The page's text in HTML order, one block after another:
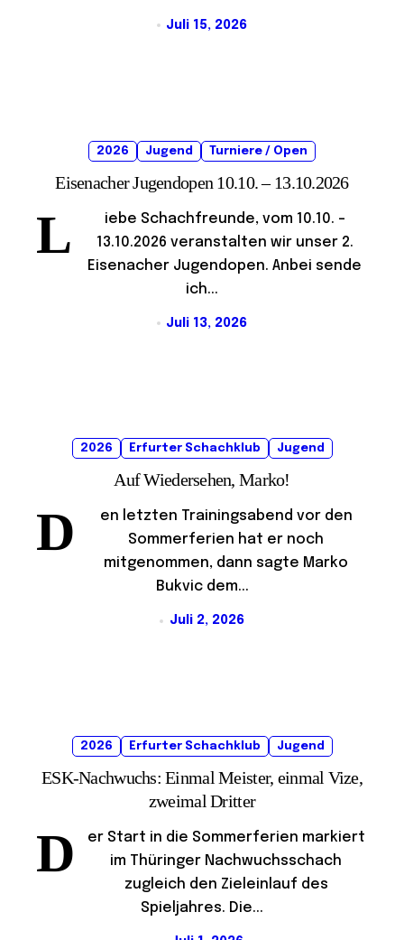
Juli 15, 2026
2026 Jugend Turniere / Open
Eisenacher Jugendopen 10.10. – 13.10.2026
L
iebe Schachfreunde, vom 10.10. –
13.10.2026 veranstalten wir unser 2.
Eisenacher Jugendopen. Anbei sende
ich...
Juli 13, 2026
2026 Erfurter Schachklub Jugend
Auf Wiedersehen, Marko!
D
en letzten Trainingsabend vor den
Sommerferien hat er noch
mitgenommen, dann sagte Marko
Bukvic dem...
Juli 2, 2026
2026 Erfurter Schachklub Jugend
ESK-Nachwuchs: Einmal Meister, einmal Vize,
zweimal Dritter
D
er Start in die Sommerferien markiert
im Thüringer Nachwuchsschach
zugleich den Zieleinlauf des
Spieljahres. Die...